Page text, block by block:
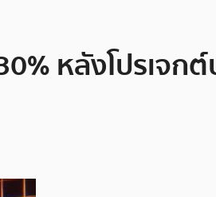
หลังโปรเจก